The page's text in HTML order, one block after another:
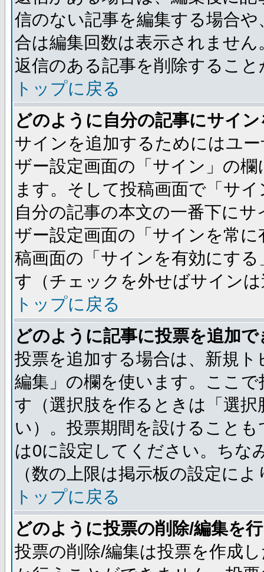
信のない記事を編集する場合
合は編集回数は表示されませ
返信のある記事を削除するこ
トップに戻る
どのように自分の記事にサイ
サインを追加するためにはユ
ザー設定画面の「サイン」の
ます。そして投稿画面で「サ
自分の記事の本文の一番下に
ザー設定画面の「サインを常
稿画面の「サインを有効にす
す（チェックを外せばサイン
トップに戻る
どのように記事に投票を追加
投票を追加する場合は、新規
編集」の欄を使います。ここ
す（選択肢を作るときは「選
い）。投票期間を設けること
は0に設定してください。ちな
（数の上限は掲示板の設定に
トップに戻る
どのように投票の削除/編集を
投票の削除/編集は投票を作成